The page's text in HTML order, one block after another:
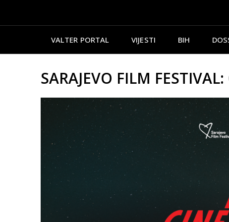
VALTER PORTAL VIJESTI BIH
SARAJEVO FILM